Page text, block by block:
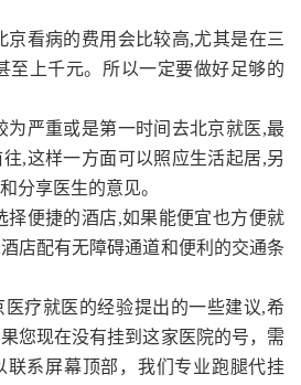
京看病的费用会比较高,尤其是在三
至上千元。所以一定要做好足够的
为严重或是第一时间去北京就医,最
,这样一方面可以照应生活起居,另
分享医生的意见。
择便捷的酒店,如果能便宜也方便就
店配有无障碍通道和便利的交通条
疗就医的经验提出的一些建议,希
您现在没有挂到这家医院的号，需
联系屏幕顶部，我们专业跑腿代挂